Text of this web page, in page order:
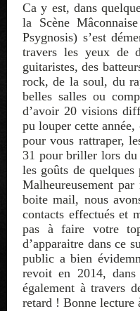
Ca y est, dans
la Scène
Psygnosis) s’est
travers les yeux de
guitaristes, des
rock, de la soul, du
belles salles ou
d’avoir 20 visions
pu louper cette
pour vous rattraper,
31 pour briller lors du
les goûts de
Malheureusement
boite mail, nous
contacts effectués et
pas à faire votre
d’apparaitre dans ce
public a bien
revoit en 2014,
également à travers
retard ! Bonne lecture